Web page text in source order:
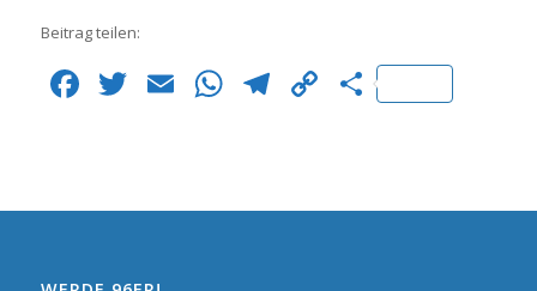
Beitrag teilen:
Facebook
Twitter
EmailWhatsApp
Telegram
Copy
Teilen